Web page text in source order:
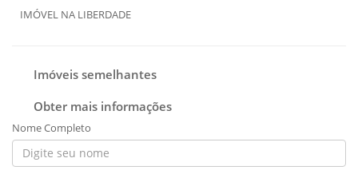
IMÓVEL NA LIBERDADE
Imóveis semelhantes
Obter mais informações
Nome Completo